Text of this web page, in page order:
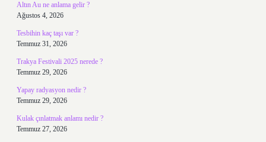
Altın Au ne anlama gelir ?
Ağustos 4, 2026
Tesbihin kaç taşı var ?
Temmuz 31, 2026
Trakya Festivali 2025 nerede ?
Temmuz 29, 2026
Yapay radyasyon nedir ?
Temmuz 29, 2026
Kulak çınlatmak anlamı nedir ?
Temmuz 27, 2026